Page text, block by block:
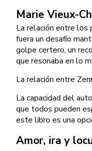
Marie Vieux-
La relación entre los
fuera un desafío
golpe certero, un
que resonaba en lo
La relación entre
La capacidad del
que todos pueden
este libro es una
Amor, ira y